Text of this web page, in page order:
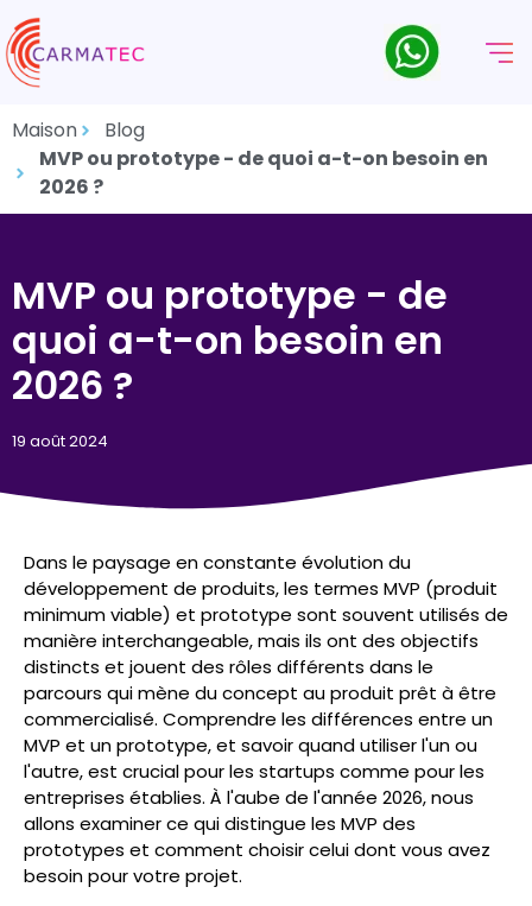
Maison
Blog
MVP ou prototype - de quoi a-t-on besoin en
2026 ?
MVP ou prototype - de
quoi a-t-on besoin en
2026 ?
19 août 2024
Dans le paysage en constante évolution du
développement de produits, les termes MVP (produit
minimum viable) et prototype sont souvent utilisés de
manière interchangeable, mais ils ont des objectifs
distincts et jouent des rôles différents dans le
parcours qui mène du concept au produit prêt à être
commercialisé. Comprendre les différences entre un
MVP et un prototype, et savoir quand utiliser l'un ou
l'autre, est crucial pour les startups comme pour les
entreprises établies. À l'aube de l'année 2026, nous
allons examiner ce qui distingue les MVP des
prototypes et comment choisir celui dont vous avez
besoin pour votre projet.